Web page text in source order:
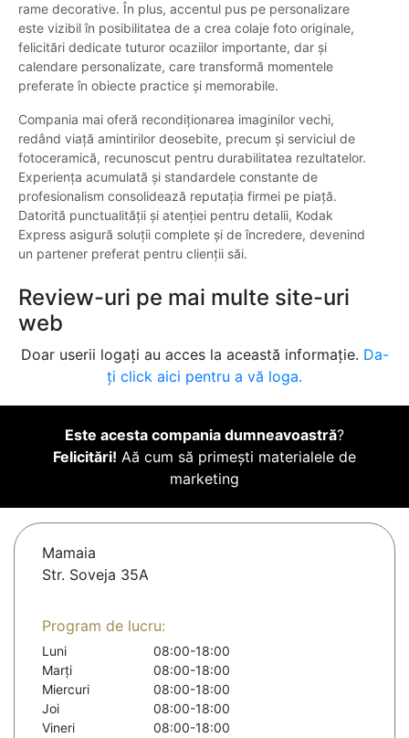
rame decorative. În plus, accentul pus pe personalizare
este vizibil în posibilitatea de a crea colaje foto originale,
felicitări dedicate tuturor ocaziilor importante, dar și
calendare personalizate, care transformă momentele
preferate în obiecte practice și memorabile.
Compania mai oferă recondiționarea imaginilor vechi,
redând viață amintirilor deosebite, precum și serviciul de
fotoceramică, recunoscut pentru durabilitatea rezultatelor.
Experiența acumulată și standardele constante de
profesionalism consolidează reputația firmei pe piață.
Datorită punctualității și atenției pentru detalii, Kodak
Express asigură soluții complete și de încredere, devenind
un partener preferat pentru clienții săi.
Review-uri pe mai multe site-uri
web
Doar userii logați au acces la această informație. Da-
ți click aici pentru a vă loga.
Este acesta compania dumneavoastră?
Felicitări! Aă cum să primești materialele de
marketing
Mamaia
Str. Soveja 35A
Program de lucru:
Luni
08:00-18:00
Marți
08:00-18:00
Miercuri
08:00-18:00
Joi
08:00-18:00
Vineri
08:00-18:00